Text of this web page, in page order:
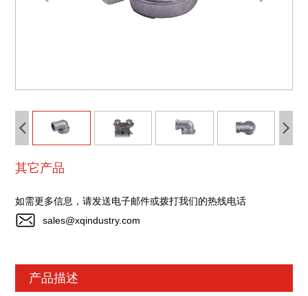
其它产品
如需更多信息，请发送电子邮件或拨打我们的热线电话
sales@xqindustry.com
产品描述